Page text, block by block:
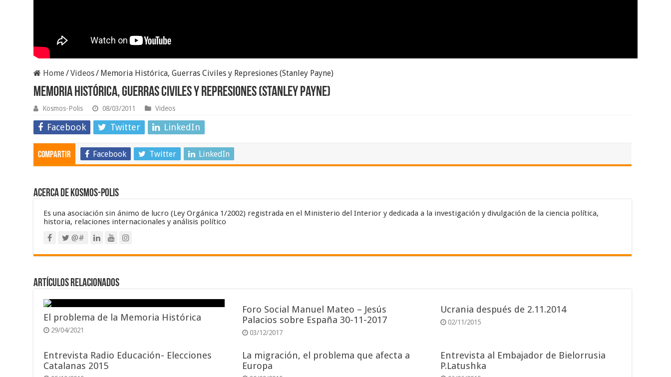
Home/Videos/ Memoria Histórica, Guerras Civiles y Represiones (Stanley Payne)
Memoria Histórica, Guerras Civiles y Represiones (Stanley Payne)
Kosmos-Polis 08/03/2011 Videos
Facebook Twitter LinkedIn
Compartir Facebook Twitter LinkedIn
Acerca de Kosmos-Polis
Es una asociación sin ánimo de lucro (Ley Orgánica 1/2002) registrada en el Ministerio del Interior y dedicada a la investigación y divulgación de la ciencia política,
historia, relaciones internacionales y análisis político
@#
Artículos relacionados
El problema de la Memoria Histórica
29/04/2021
Foro Social Manuel Mateo – Jesús
Palacios sobre España 30-11-2017
03/12/2017
Ucrania después de 2.11.2014
02/11/2015
Entrevista Radio Educación- Elecciones
Catalanas 2015
La migración, el problema que afecta a
Europa
Entrevista al Embajador de Bielorrusia
P.Latushka